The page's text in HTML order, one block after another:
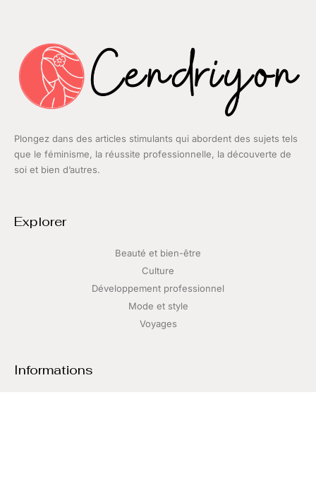
Plongez dans des articles stimulants qui abordent des sujets tels
que le féminisme, la réussite professionnelle, la découverte de
soi et bien d’autres.
Explorer
Beauté et bien-être
Culture
Développement professionnel
Mode et style
Voyages
Informations